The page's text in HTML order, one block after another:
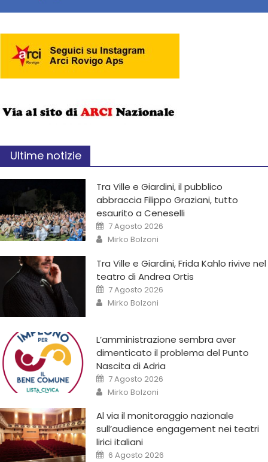
Ultime notizie
Tra Ville e Giardini, il pubblico
abbraccia Filippo Graziani, tutto
esaurito a Ceneselli
7 Agosto 2026
Mirko Bolzoni
Tra Ville e Giardini, Frida Kahlo rivive nel
teatro di Andrea Ortis
7 Agosto 2026
Mirko Bolzoni
L’amministrazione sembra aver
dimenticato il problema del Punto
Nascita di Adria
7 Agosto 2026
Mirko Bolzoni
Al via il monitoraggio nazionale
sull’audience engagement nei teatri
lirici italiani
6 Agosto 2026